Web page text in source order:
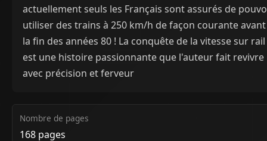
actuellement seuls les Français sont assurés de
utiliser des trains à 250 km/h de façon courante avant
la fin des années 80 ! La conquête de la vitesse sur rail
est une histoire passionnante que l'auteur fait revivre
avec précision et ferveur
Nombre de pages
168 pages